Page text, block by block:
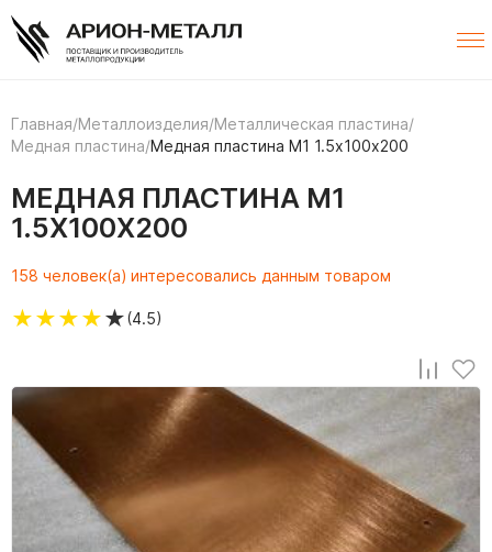
Главная/Металлоизделия/Металлическая пластина/
Медная пластина/Медная пластина М1 1.5х100х200
МЕДНАЯ ПЛАСТИНА М1
1.5Х100Х200
158 человек(а) интересовались данным товаром
★★★★★(4.5)